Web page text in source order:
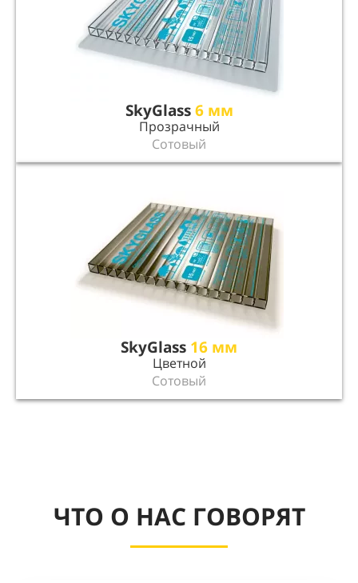
SkyGlass6 мм
Прозрачный
Сотовый
SkyGlass 16 мм
Цветной
Сотовый
ЧТО О НАС ГОВОРЯТ